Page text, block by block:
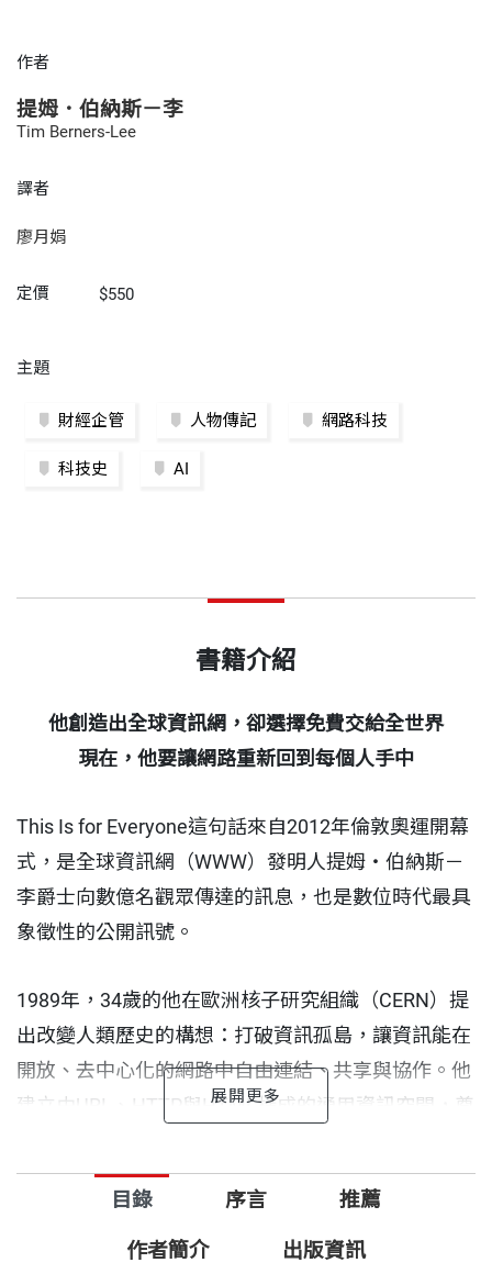
作者
提姆．伯納斯－李
Tim Berners-Lee
譯者
廖月娟
定價 $550
主題
財經企管 人物傳記 網路科技
科技史 AI
書籍介紹
他創造出全球資訊網，卻選擇免費交給全世界
現在，他要讓網路重新回到每個人手中
This Is for Everyone這句話來自2012年倫敦奧運開幕
式，是全球資訊網（WWW）發明人提姆・伯納斯－
李爵士向數億名觀眾傳達的訊息，也是數位時代最具
象徵性的公開訊號。
1989年，34歲的他在歐洲核子研究組織（CERN）提
出改變人類歷史的構想：打破資訊孤島，讓資訊能在
開放、去中心化的網路中自由連結、共享與協作。他
建立由URL、HTTP與HTML構成的通用資訊空間，奠
雖然他與史帝夫・賈伯斯（Steve Jobs）與比爾蓋茲
（Bill Gates）同年出生，但他不藉這項創新賺取商業
目錄 序言 推薦
作者簡介 出版資訊